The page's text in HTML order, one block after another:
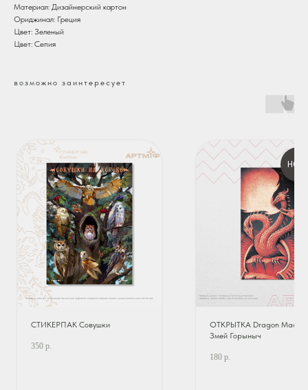
Материал: Дизайнерский картон
Ориджинал: Греция
Цвет: Зеленый
Цвет: Сепия
возможно заинтересует
СТИКЕРПАК Совушки
350 р.
ОТКРЫТКА Dragon
Змей Горыныч
180 р.